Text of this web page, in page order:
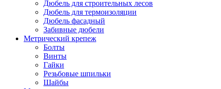
Дюбель для строительных лесов
Дюбель для термоизоляции
Дюбель фасадный
Забивные дюбели
Метрический крепеж
Болты
Винты
Гайки
Резьбовые шпильки
Шайбы